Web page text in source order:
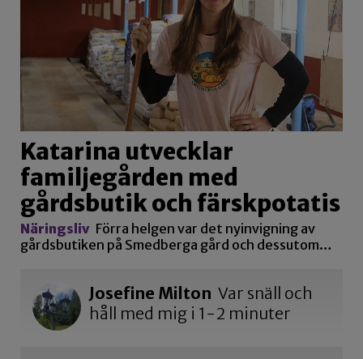
Katarina utvecklar
familjegården med
gårdsbutik och färskpotatis
Näringsliv Förra helgen var det nyinvigning av
gårdsbutiken på Smedberga gård och dessutom…
Josefine Milton Var snäll och
håll med mig i 1-2 minuter